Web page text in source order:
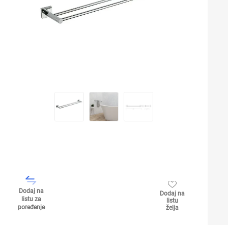
Dodaj na
listu za
poređenje
Dodaj na
listu
želja